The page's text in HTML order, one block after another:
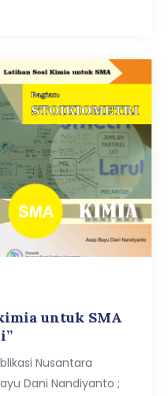
untuk SMA
Nusantara
Dani Nandiyanto ;